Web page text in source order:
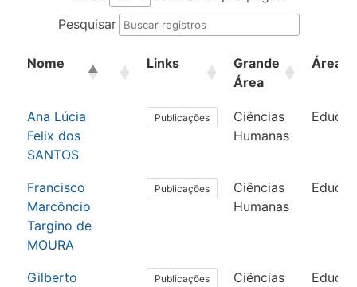
Pesquisar
Nome Links
Grande
Área
Área
Ana Lúcia
Felix dos
SANTOS
Publicações
Ciências
Humanas
Francisco
Marcôncio
Targino de
MOURA
Publicações
Ciências
Humanas
Gilberto
Publicações
Ciências